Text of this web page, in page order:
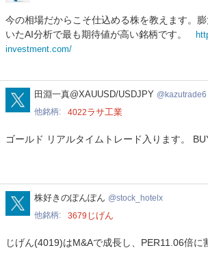
今の相場だからこそ仕込める株を教えます。
いたAI分析で最も期待値が高い銘柄です。
investment.com/
kazutrade6
田淵一真@XAUUSD/USDJPY kazutrade6
他銘柄
4022ラサ工業
ゴールド リアルタイムトレード入ります。
stock_hotelx
株好きのぽんぽん stock_hotelx
他銘柄
3679 じげん
じげん(4019)はM&Aで成長し、PER11.06倍に